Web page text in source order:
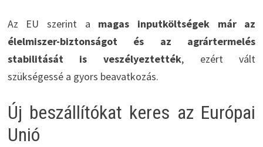
Az EU szerint a magas inputköltségek már az
élelmiszer-biztonságot és az agrártermelés
stabilitását is veszélyeztették, ezért vált
szükségessé a gyors beavatkozás.
Új beszállítókat keres az Európai
Unió